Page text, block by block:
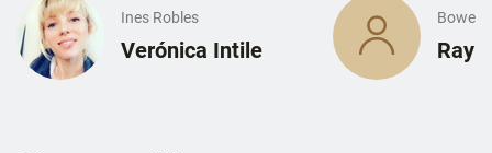
Ines Robles
Verónica Intile
Bowe